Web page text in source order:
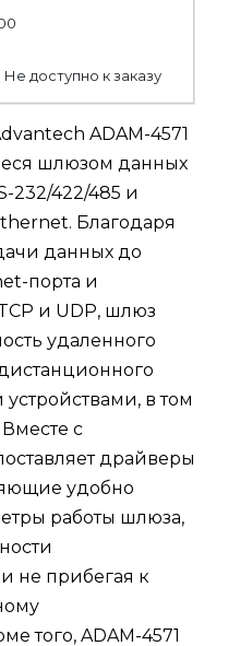
Не доступно к заказу
ADAM-4571
шлюзом данных
232/422/485 и
Благодаря
данных до
порта и
и UDP, шлюз
удаленного
в том
с
драйверы
удобно
работы шлюза,
не прибегая к
того, ADAM-4571